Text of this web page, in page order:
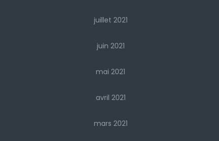
juillet 2021
juin 2021
mai 2021
avril 2021
mars 2021